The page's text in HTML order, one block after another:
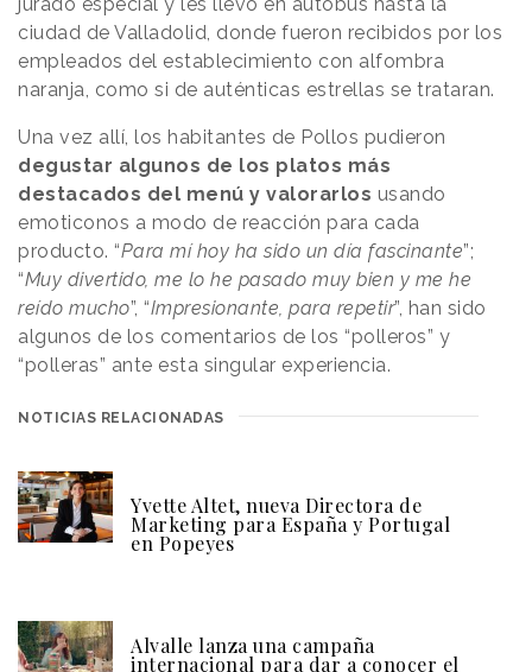
ciudad de Valladolid, donde fueron recibidos por los
empleados del establecimiento con alfombra
naranja, como si de auténticas estrellas se trataran.
Una vez allí, los habitantes de Pollos pudieron
degustar algunos de los platos más
destacados del menú y valorarlos usando
emoticonos a modo de reacción para cada
producto. “Para mí hoy ha sido un día fascinante”;
“Muy divertido, me lo he pasado muy bien y me he
reído mucho”, “Impresionante, para repetir”, han sido
algunos de los comentarios de los “polleros” y
“polleras” ante esta singular experiencia.
NOTICIAS RELACIONADAS
Yvette Altet, nueva Directora de
Marketing para España y Portugal
en Popeyes
Alvalle lanza una campaña
internacional para dar a conocer el